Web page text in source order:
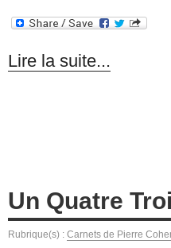
Lire la suite...
Un Quatre
Rubrique(s) : Carnets de Pierre